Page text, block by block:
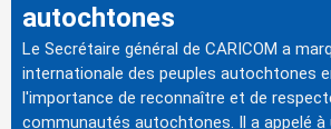
autochtones
Le Secrétaire général de CARICOM a
internationale des peuples autochtones
l'importance de reconnaître et de
communautés autochtones. Il a appelé à